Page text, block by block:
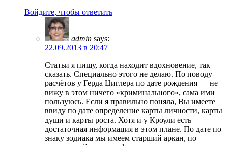
Войдите, чтобы ответить
admin says:
22.09.2013 в 20:47
Статьи я пишу, когда находит вдохновение, так
сказать. Специально этого не делаю. По поводу
расчётов у Герда Циглера по дате рождения — не
вижу в этом ничего «криминального», сама ими
пользуюсь. Если я правильно поняла, Вы имеете
ввиду по дате определение карты личности, карты
души и карты роста. Хотя и у Кроули есть
достаточная информация в этом плане. По дате по
знаку зодиака мы имеем старший аркан, по